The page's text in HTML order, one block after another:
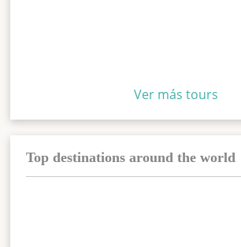
Ver más tours
Top destinations around the world